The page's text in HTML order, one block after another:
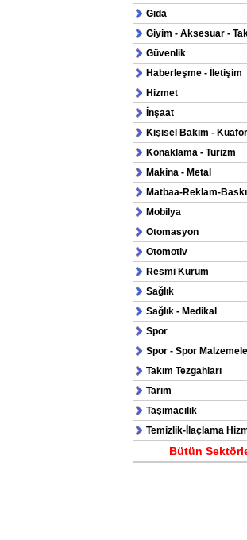
Gıda
Giyim - Aksesuar -
Güvenlik
Haberleşme - İletişim
Hizmet
İnşaat
Kişisel Bakım - Kuaför
Konaklama - Turizm
Makina - Metal
Matbaa-Reklam-
Mobilya
Otomasyon
Otomotiv
Resmi Kurum
Sağlık
Sağlık - Medikal
Spor
Spor - Spor
Takım Tezgahları
Tarım
Taşımacılık
Temizlik-İlaçlama
Bütün